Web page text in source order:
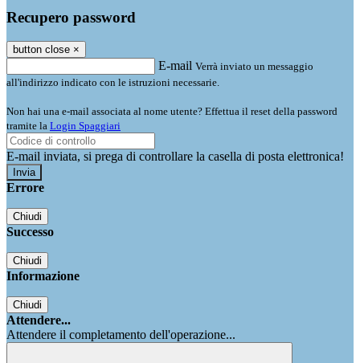
Recupero password
button close ×
E-mail Verrà inviato un messaggio
all'indirizzo indicato con le istruzioni necessarie.
Non hai una e-mail associata al nome utente? Effettua il reset della password
tramite la Login Spaggiari
E-mail inviata, si prega di controllare la casella di posta elettronica!
Errore
Chiudi
Successo
Chiudi
Informazione
Chiudi
Attendere...
Attendere il completamento dell'operazione...